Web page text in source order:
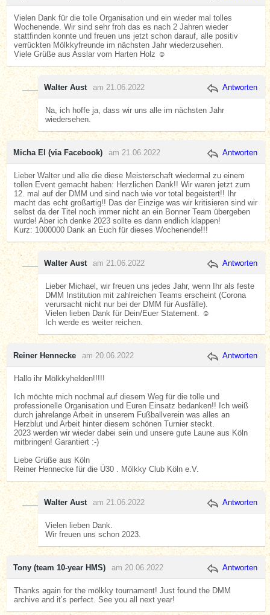
Vielen Dank für die tolle Organisation und ein wieder mal tolles
Wochenende. Wir sind sehr froh das es nach 2 Jahren wieder
stattfinden konnte und freuen uns jetzt schon darauf, alle positiv
verrückten Mölkkyfreunde im nächsten Jahr wiederzusehen.
Viele Grüße aus Asslar vom Harten Holz ☺️
Walter Aust am 21.06.2022 Antworten
Na, ich hoffe ja, dass wir uns alle im nächsten Jahr
wiedersehen.
Micha El (via Facebook) am 21.06.2022 Antworten
Lieber Walter und alle die diese Meisterschaft wiedermal zu einem
tollen Event gemacht haben: Herzlichen Dank!! Wir waren jetzt zum
12. mal auf der DMM und sind nach wie vor total begeistert!! Ihr
macht das echt großartig!! Das der Einzige was wir kritisieren sind wir
selbst da der Titel noch immer nicht an ein Bonner Team übergeben
wurde! Aber ich denke 2023 sollte es dann endlich klappen!
Kurz: 1000000 Dank an Euch für dieses Wochenende!!!
Walter Aust am 21.06.2022 Antworten
Lieber Michael, wir freuen uns jedes Jahr, wenn Ihr als feste
DMM Institution mit zahlreichen Teams erscheint (Corona
verursacht nicht nur bei der DMM für Ausfälle).
Vielen lieben Dank für Dein/Euer Statement. ☺️
Ich werde es weiter reichen.
Reiner Hennecke am 20.06.2022 Antworten
Hallo ihr Mölkkyhelden!!!!!
Ich möchte mich nochmal auf diesem Weg für die tolle und
professionelle Organisation und Euren Einsatz bedanken!! Ich weiß
durch jahrelange Arbeit in unserem Fußballverein was alles an
Herzblut und Arbeit hinter diesem schönen Turnier steckt.
2023 werden wir wieder dabei sein und unsere gute Laune aus Köln
mitbringen! Garantiert :-)
Liebe Grüße aus Köln
Reiner Hennecke für die Ü30 . Mölkky Club Köln e.V.
Walter Aust am 21.06.2022 Antworten
Vielen lieben Dank.
Wir freuen uns schon 2023.
Tony (team 10-year HMS) am 20.06.2022 Antworten
Thanks again for the mölkky tournament! Just found the DMM
archive and it’s perfect. See you all next year!